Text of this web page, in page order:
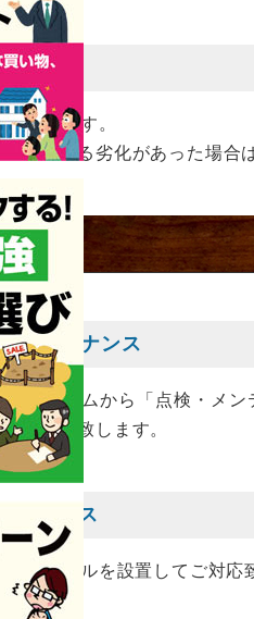
ています。
響のある劣化があった場合
ス」
メンテナンス
グホームから「点検・メ
けつけ致します。
サービス
ダイヤルを設置してご対応